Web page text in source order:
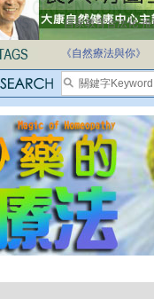
自家教育合法化-
《自然療法與你》